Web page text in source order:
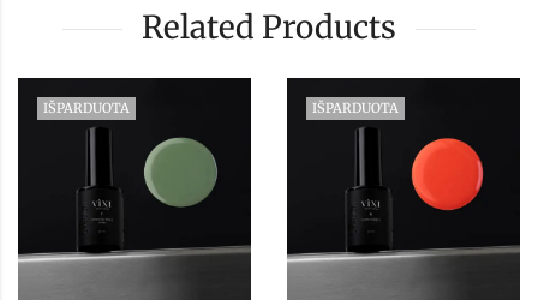
Related Products
IŠPARDUOTA IŠPARDUOTA